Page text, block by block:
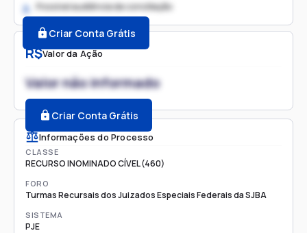
R$Valor da Ação
Valor não informado
Criar Conta Grátis
Informações do Processo
CLASSE
RECURSO INOMINADO CÍVEL (460)
FORO
Turmas Recursais dos Juizados Especiais Federais da SJBA
SISTEMA
PJE
2. Possível audiência de conciliação
Criar Conta Grátis